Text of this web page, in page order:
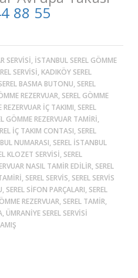
88 55
SERVISI, ISTANBUL SEREL GÖMME
SERVISI, KADIKÖY SEREL
BASMA BUTONU, SEREL
REZERVUAR, SEREL GÖMME
IÇ TAKIMI, SEREL
GÖMME REZERVUAR TAMIRI,
IÇ TAKIM CONTASI, SEREL
NUMARASI, SEREL ISTANBUL
KLOZET SERVISI, SEREL
NASIL TAMIR EDILIR, SEREL
SEREL SERVIS, SEREL SERVIS
SEREL SIFON PARÇALARI, SEREL
REZERVUAR, SEREL TAMIR,
ÜMRANIYE SEREL SERVISI